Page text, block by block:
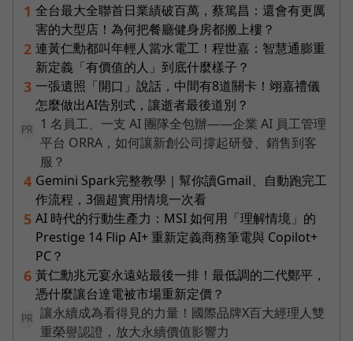
1 全台最大全聯首日業績破百萬，蔡篤昌：還會有更厲
害的大型店！為何把餐廳健身房都搬上樓？
2 連黃仁勳都叫年輕人當水電工！程世嘉：智慧通膨重
新定義「有價值的人」到底什麼樣子？
3 一張遺照「開口」說話，中間有8道關卡！翊嘉禮儀
怎麼做出AI告別式，讓逝者最後道別？
PR
1 名員工、一支 AI 團隊全包辦——企業 AI 員工管理
平台 ORRA，如何讓新創公司撐起研發、銷售到客
服？
4 Gemini Spark完整教學｜幫你讀Gmail、自動跑完工
作流程，3個超實用情境一次看
5 AI 時代的行動生產力：MSI 如何用「理解情境」的
Prestige 14 Flip AI+ 重新定義商務筆電與 Copilot+
PC？
6 黃仁勳兆元宴永遠站最後一排！最低調的二代鄭平，
憑什麼讓台達電被市場重新定價？
PR
讓永續成為看得見的力量！國際品牌X百大經理人雙
重榮譽認證，放大永續價值影響力